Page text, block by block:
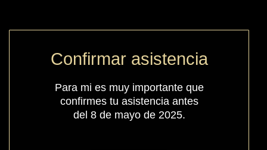
Confirmar asistencia
Para mi es muy importante que
confirmes tu asistencia antes
del 8 de mayo de 2025.